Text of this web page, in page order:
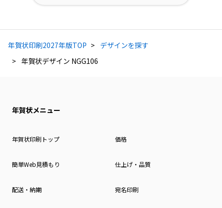
年賀状印刷2027年版TOP
デザインを探す
年賀状デザイン NGG106
年賀状メニュー
年賀状印刷トップ 価格
簡単Web見積もり 仕上げ・品質
配送・納期 宛名印刷